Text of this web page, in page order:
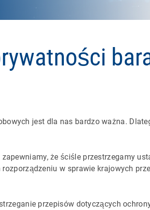
jest dla nas bardzo ważna.
że ściśle przestrzegamy
w sprawie krajowych
przepisów dotyczących